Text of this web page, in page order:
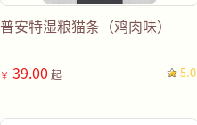
普安特湿粮猫条（鸡肉味）
￥ 39.00 起 5.0